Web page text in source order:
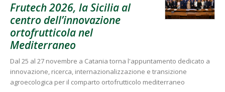
Frutech 2026, la Sicilia al
centro dell’innovazione
ortofrutticola nel
Mediterraneo
Dal 25 al 27 novembre a Catania torna l'appuntamento dedicato a
innovazione, ricerca, internazionalizzazione e transizione
agroecologica per il comparto ortofrutticolo mediterraneo